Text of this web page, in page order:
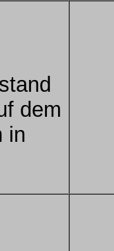
dem
in